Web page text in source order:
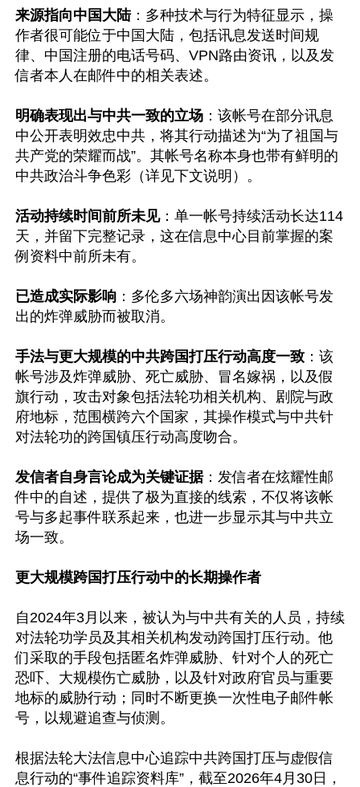
来源指向中国大陆：多种技术与行为特征显示，操
作者很可能位于中国大陆，包括讯息发送时间规
律、中国注册的电话号码、VPN路由资讯，以及发
信者本人在邮件中的相关表述。
明确表现出与中共一致的立场 ：该帐号在部分讯息
中公开表明效忠中共，将其行动描述为“为了祖国与
共产党的荣耀而战”。其帐号名称本身也带有鲜明的
中共政治斗争色彩（详见下文说明）。
活动持续时间前所未见：单一帐号持续活动长达114
天，并留下完整记录，这在信息中心目前掌握的案
例资料中前所未有。
已造成实际影响 ：多伦多六场神韵演出因该帐号发
出的炸弹威胁而被取消。
手法与更大规模的中共跨国打压行动高度一致 ：该
帐号涉及炸弹威胁、死亡威胁、冒名嫁祸，以及假
旗行动，攻击对象包括法轮功相关机构、剧院与政
府地标，范围横跨六个国家，其操作模式与中共针
对法轮功的跨国镇压行动高度吻合。
发信者自身言论成为关键证据：发信者在炫耀性邮
件中的自述，提供了极为直接的线索，不仅将该帐
号与多起事件联系起来，也进一步显示其与中共立
场一致。
更大规模跨国打压行动中的长期操作者
自2024年3月以来，被认为与中共有关的人员，持续
对法轮功学员及其相关机构发动跨国打压行动。他
们采取的手段包括匿名炸弹威胁、针对个人的死亡
恐吓、大规模伤亡威胁，以及针对政府官员与重要
地标的威胁行动；同时不断更换一次性电子邮件帐
号，以规避追查与侦测。
根据法轮大法信息中心追踪中共跨国打压与虚假信
息行动的“事件追踪资料库”，截至2026年4月30日，